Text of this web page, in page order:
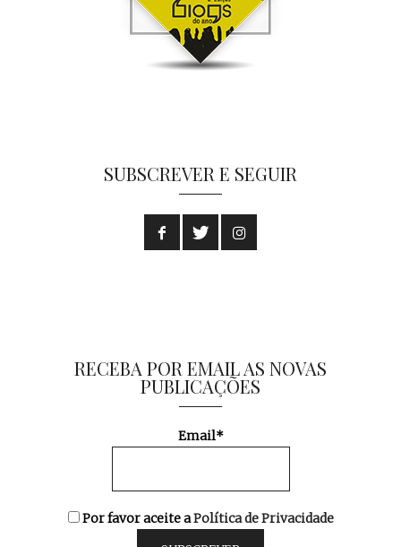
SUBSCREVER E SEGUIR
RECEBA POR EMAIL AS NOVAS
PUBLICAÇÕES
Email*
Por favor aceite aPolítica de Privacidade